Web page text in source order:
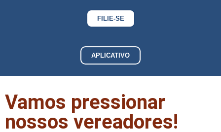
FILIE-SE
APLICATIVO
Vamos pressionar
nossos vereadores!